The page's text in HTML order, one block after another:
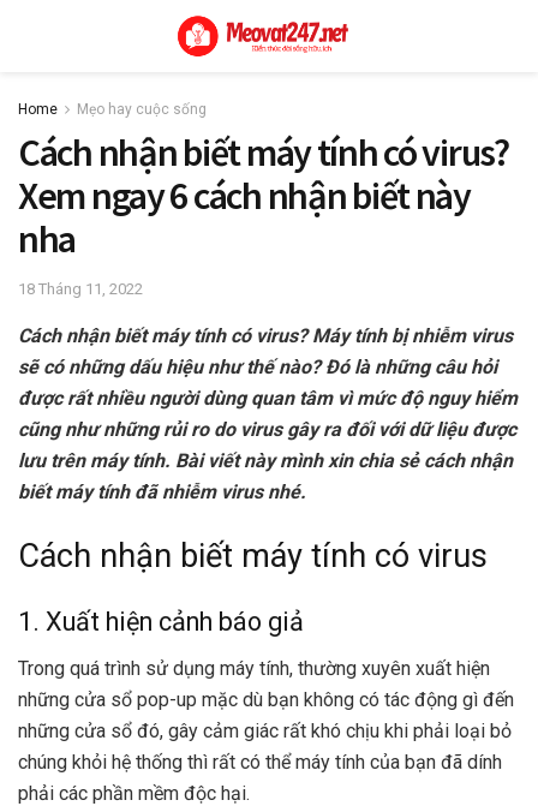
Home Mẹo hay cuộc sống
Cách nhận biết máy tính có virus?
Xem ngay 6 cách nhận biết này
nha
18 Tháng 11, 2022
Cách nhận biết máy tính có virus? Máy tính bị nhiễm virus
sẽ có những dấu hiệu như thế nào? Đó là những câu hỏi
được rất nhiều người dùng quan tâm vì mức độ nguy hiểm
cũng như những rủi ro do virus gây ra đối với dữ liệu được
lưu trên máy tính. Bài viết này mình xin chia sẻ cách nhận
biết máy tính đã nhiễm virus nhé.
Cách nhận biết máy tính có virus
1. Xuất hiện cảnh báo giả
Trong quá trình sử dụng máy tính, thường xuyên xuất hiện
những cửa sổ pop-up mặc dù bạn không có tác động gì đến
những cửa sổ đó, gây cảm giác rất khó chịu khi phải loại bỏ
chúng khỏi hệ thống thì rất có thể máy tính của bạn đã dính
phải các phần mềm độc hại.